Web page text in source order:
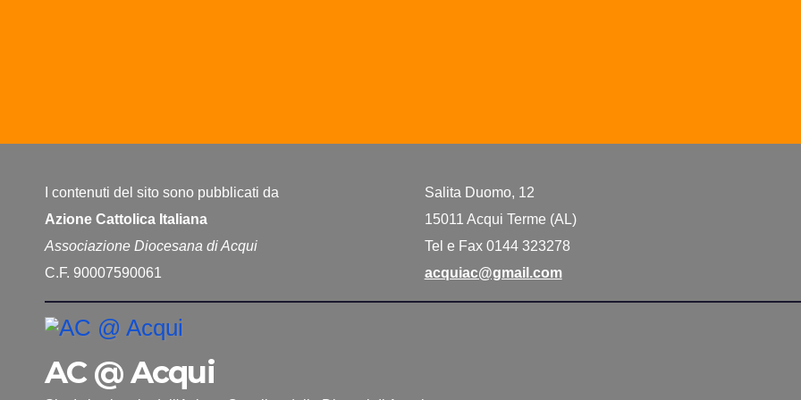
I contenuti del sito sono pubblicati da
Azione Cattolica Italiana
Associazione Diocesana di Acqui
C.F. 90007590061
Salita Duomo, 12
15011 Acqui Terme (AL)
Tel e Fax 0144 323278
acquiac@gmail.com
AC @ Acqui